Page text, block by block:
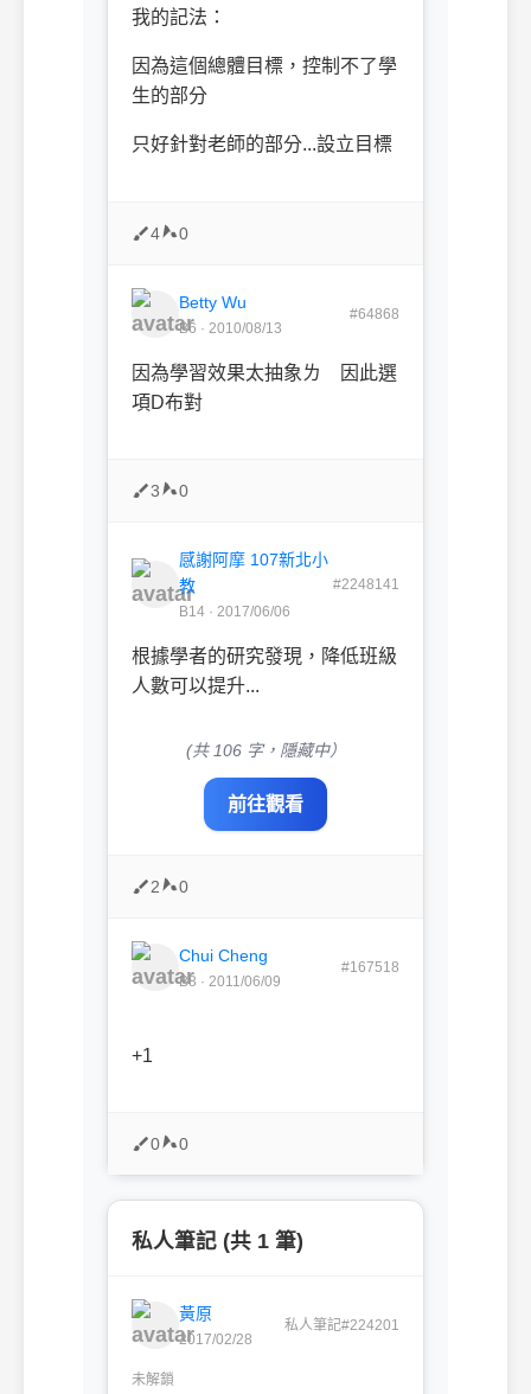
我的記法：
因為這個總體目標，控制不了學
生的部分
只好針對老師的部分...設立目標
4 0
Betty Wu
B6 · 2010/08/13
#64868
因為學習效果太抽象ㄌ 因此選
項D布對
3 0
感謝阿摩 107新北小
教
B14 · 2017/06/06
#2248141
根據學者的研究發現，降低班級
人數可以提升...
(共 106 字，隱藏中）
前往觀看
2 0
Chui Cheng
B8 · 2011/06/09
#167518
+1
0 0
私人筆記 (共 1 筆)
黃原
2017/02/28
私人筆記#224201
未解鎖